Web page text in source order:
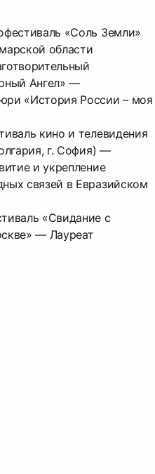
«Соль Земли»
области
Ангел» —
«История России – моя
кино и телевидения
г. София) —
и укрепление
связей в Евразийском
«Свидание с
— Лауреат